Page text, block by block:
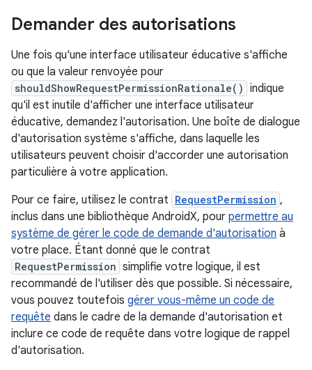
Demander des autorisations
Une fois qu'une interface utilisateur éducative s'affiche
ou que la valeur renvoyée pour
shouldShowRequestPermissionRationale() indique
qu'il est inutile d'afficher une interface utilisateur
éducative, demandez l'autorisation. Une boîte de dialogue
d'autorisation système s'affiche, dans laquelle les
utilisateurs peuvent choisir d'accorder une autorisation
particulière à votre application.
Pour ce faire, utilisez le contrat RequestPermission ,
inclus dans une bibliothèque AndroidX, pour permettre au
système de gérer le code de demande d'autorisation à
votre place. Étant donné que le contrat
RequestPermission simplifie votre logique, il est
recommandé de l'utiliser dès que possible. Si nécessaire,
vous pouvez toutefois gérer vous-même un code de
requête dans le cadre de la demande d'autorisation et
inclure ce code de requête dans votre logique de rappel
d'autorisation.